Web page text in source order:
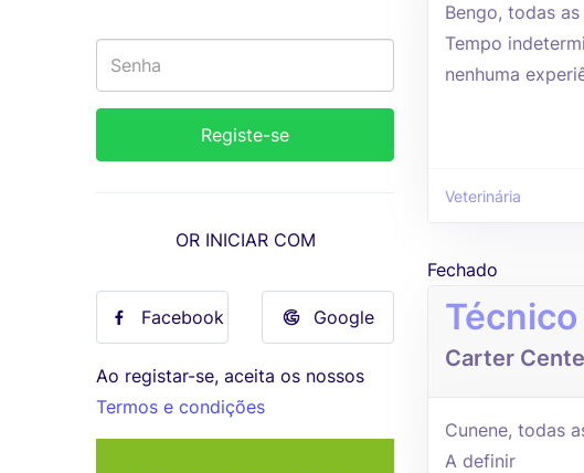
OR INICIAR COM
Facebook Google
Ao registar-se, aceita os nossos
Termos e condições
Bengo, todas
Tempo
nenhuma
Veterinária
Fechado
Carter
Cunene, todas
A definir